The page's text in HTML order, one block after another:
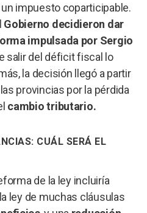
un impuesto coparticipable.
Gobierno decidieron dar
impulsada por Sergio
salir del déficit fiscal lo
la decisión llegó a partir
provincias por la pérdida
cambio tributario.
CUÁL SERÁ EL
de la ley incluiría
ley de muchas cláusulas